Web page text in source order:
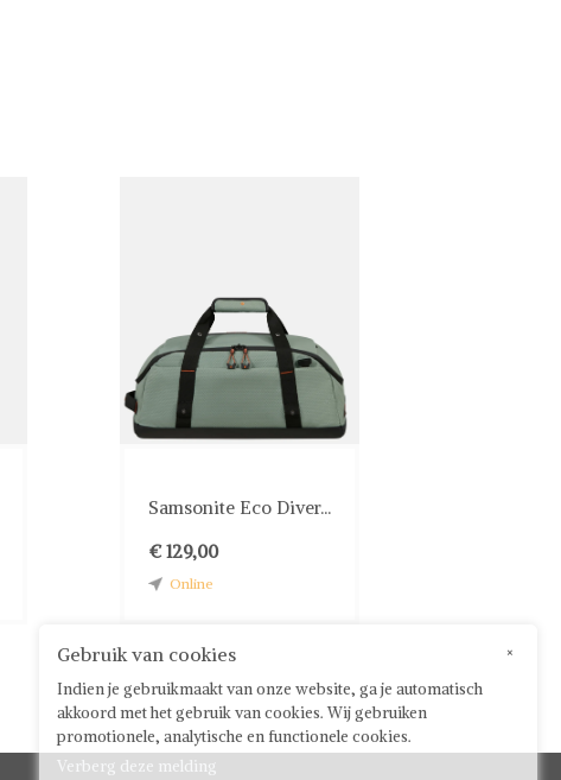
Samsonite Eco Diver...
€ 129,00
Online
×
Gebruik van cookies
Indien je gebruikmaakt van onze website, ga je automatisch
akkoord met het gebruik van cookies. Wij gebruiken
promotionele, analytische en functionele cookies.
Verberg deze melding